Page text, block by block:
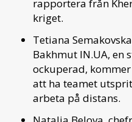
rapportera från
kriget.
Tetiana
Bakhmut IN.UA, en
ockuperad,
att ha teamet
arbeta på distans.